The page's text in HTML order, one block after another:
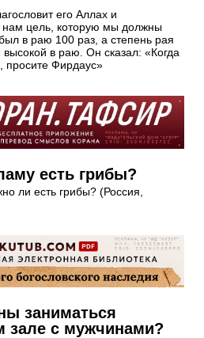
его Аллах и
нам цель, которую мы должны
в раю 100 раз, а степень рая
в раю. Он сказал: «Когда
просите Фирдаус»
есть грибы?
ли есть грибы? (Россия,
заниматься
зале с мужчинами?